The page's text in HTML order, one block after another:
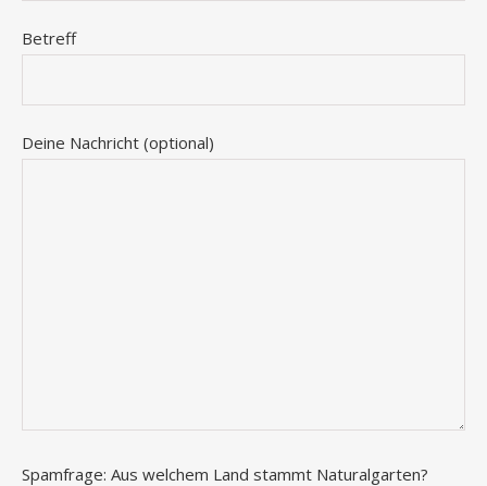
Betreff
Deine Nachricht (optional)
Spamfrage: Aus welchem Land stammt Naturalgarten?